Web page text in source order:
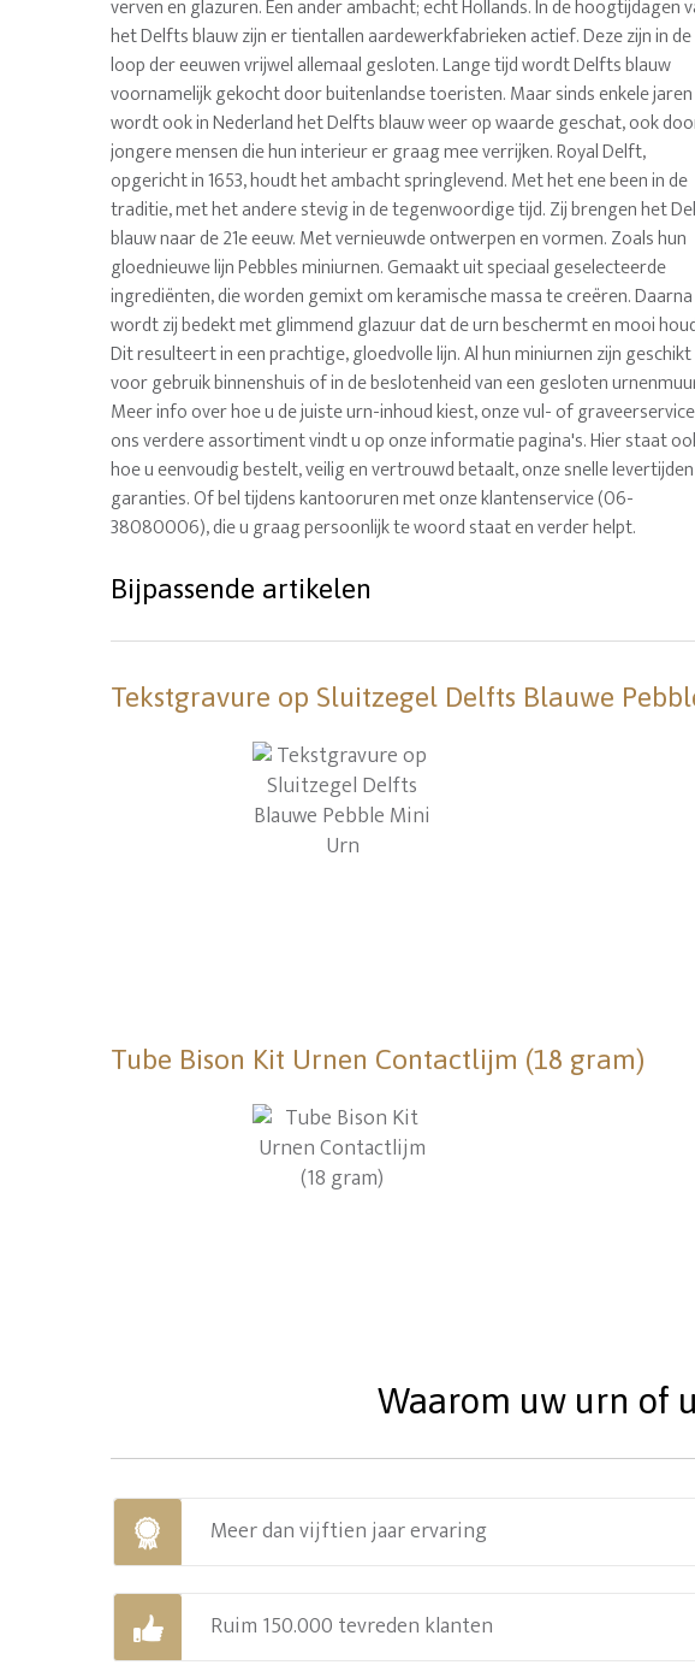
verven en glazuren. Een ander ambacht; echt Hollands. In de hoogtijdagen
het Delfts blauw zijn er tientallen aardewerkfabrieken actief. Deze zijn in de
loop der eeuwen vrijwel allemaal gesloten. Lange tijd wordt Delfts blauw
voornamelijk gekocht door buitenlandse toeristen. Maar sinds enkele jaren
wordt ook in Nederland het Delfts blauw weer op waarde geschat, ook
jongere mensen die hun interieur er graag mee verrijken. Royal Delft,
opgericht in 1653, houdt het ambacht springlevend. Met het ene been in de
traditie, met het andere stevig in de tegenwoordige tijd. Zij brengen het
blauw naar de 21e eeuw. Met vernieuwde ontwerpen en vormen. Zoals hun
gloednieuwe lijn Pebbles miniurnen. Gemaakt uit speciaal geselecteerde
ingrediënten, die worden gemixt om keramische massa te creëren. Daarna
wordt zij bedekt met glimmend glazuur dat de urn beschermt en mooi
Dit resulteert in een prachtige, gloedvolle lijn. Al hun miniurnen zijn geschikt
voor gebruik binnenshuis of in de beslotenheid van een gesloten
Meer info over hoe u de juiste urn-inhoud kiest, onze vul- of
ons verdere assortiment vindt u op onze informatie pagina's. Hier staat
hoe u eenvoudig bestelt, veilig en vertrouwd betaalt, onze snelle
garanties. Of bel tijdens kantooruren met onze klantenservice (06-
38080006), die u graag persoonlijk te woord staat en verder helpt.
Bijpassende artikelen
Tekstgravure op Sluitzegel Delfts Blauwe
Tube Bison Kit Urnen Contactlijm (18 gram)
Waarom uw urn of
Meer dan vijftien jaar ervaring
Ruim 150.000 tevreden klanten